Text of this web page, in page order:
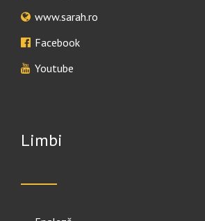
www.sarah.ro
Facebook
Youtube
Limbi